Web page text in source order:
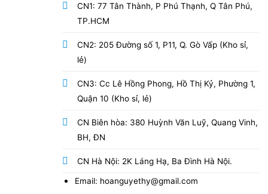
CN1: 77 Tân Thành, P Phú Thạnh, Q Tân Phú,
TP.HCM
CN2: 205 Đường số 1, P11, Q. Gò Vấp (Kho sỉ,
lẻ)
CN3: Cc Lê Hồng Phong, Hồ Thị Kỷ, Phường 1,
Quận 10 (Kho sỉ, lẻ)
CN Biên hòa: 380 Huỳnh Văn Luỹ, Quang Vinh,
BH, ĐN
CN Hà Nội: 2K Láng Hạ, Ba Đình Hà Nội.
Email: hoanguyethy@gmail.com